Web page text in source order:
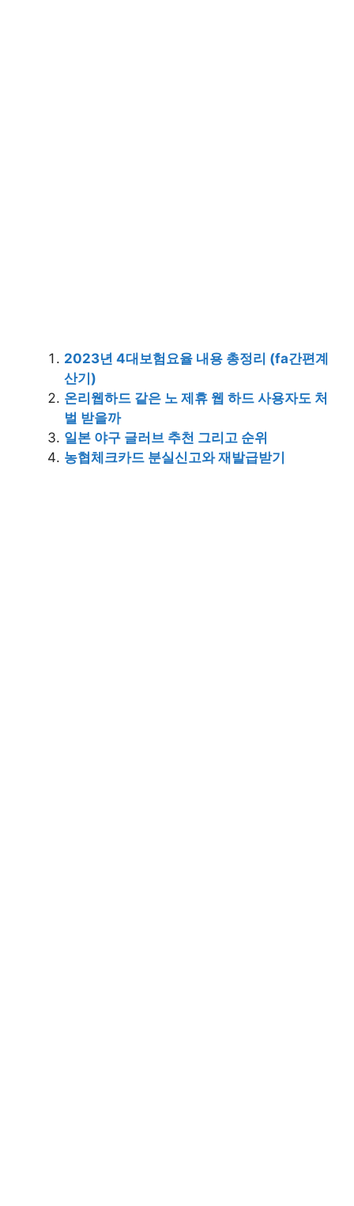
2023년 4대보험요율 내용 총정리 (fa간편계
산기)
온리웹하드 같은 노 제휴 웹 하드 사용자도 처
벌 받을까
일본 야구 글러브 추천 그리고 순위
농협체크카드 분실신고와 재발급받기